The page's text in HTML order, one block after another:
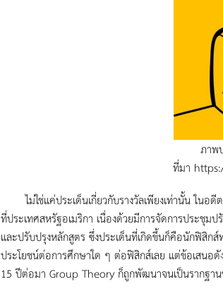
ภาพ
ที่มา
ไม่ใช่แค่ประเด็นเกี่ยวกับรางวัลเพียงเท่านั้น ในอ
ที่ประเทศสหรัฐอเมริกา เนื่องด้วยมีการจัดการประชุ
และปรับปรุงหลักสูตร ซึ่งประเด็นที่เกิดขึ้นก็คือนักฟิสิกส์
ประโยชน์ต่อการศึกษาใด ๆ ต่อฟิสิกส์เลย แต่ข้อเสนอ
15 ปีต่อมา Group Theory ก็ถูกพัฒนาจนเป็นรากฐา